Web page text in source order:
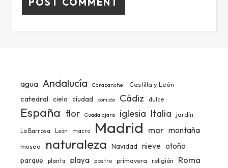
agua Andalucía Carabanchel Castilla y León
catedral cielo ciudad comida Cádiz dulce
España flor Guadalajara iglesia Italia jardín
La Barrosa León macro Madrid mar montaña
museo naturaleza Navidad nieve otoño
parque planta playa postre primavera religión Roma